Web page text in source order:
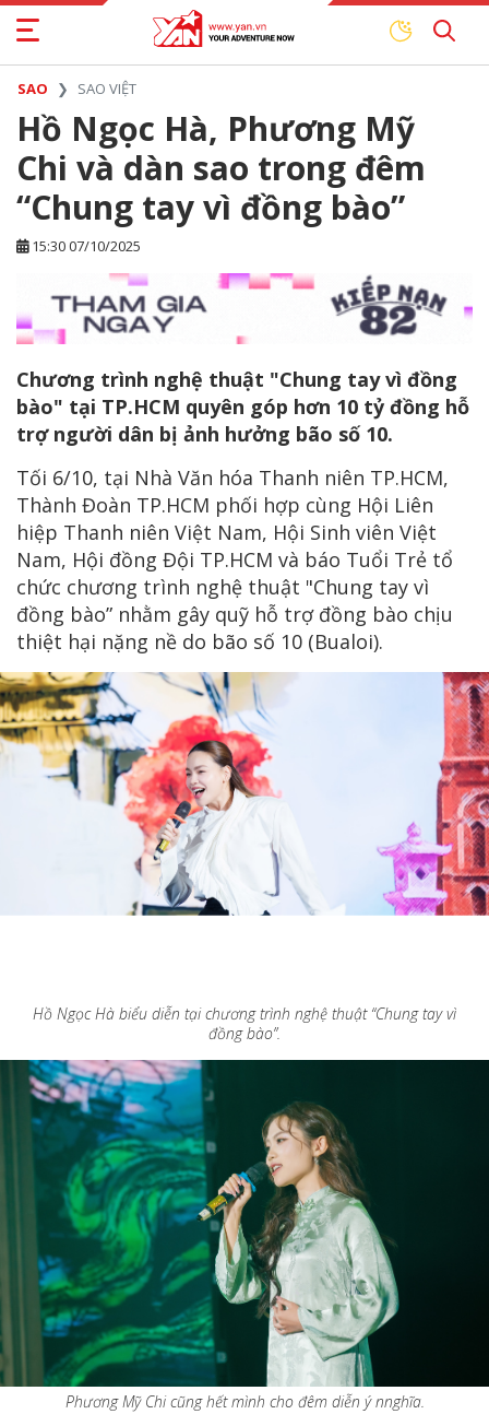
SAO SAO VIỆT
Hồ Ngọc Hà, Phương Mỹ
Chi và dàn sao trong đêm
“Chung tay vì đồng bào”
15:30 07/10/2025
Chương trình nghệ thuật "Chung tay vì đồng
bào" tại TP.HCM quyên góp hơn 10 tỷ đồng hỗ
trợ người dân bị ảnh hưởng bão số 10.
Tối 6/10, tại Nhà Văn hóa Thanh niên TP.HCM,
Thành Đoàn TP.HCM phối hợp cùng Hội Liên
hiệp Thanh niên Việt Nam, Hội Sinh viên Việt
Nam, Hội đồng Đội TP.HCM và báo Tuổi Trẻ tổ
chức chương trình nghệ thuật "Chung tay vì
đồng bào” nhằm gây quỹ hỗ trợ đồng bào chịu
thiệt hại nặng nề do bão số 10 (Bualoi).
Hồ Ngọc Hà biểu diễn tại chương trình nghệ thuật “Chung tay vì
đồng bào”.
Phương Mỹ Chi cũng hết mình cho đêm diễn ý nnghĩa.